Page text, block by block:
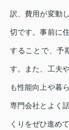
訳、費用が変動
切です。事前に
することで、予
す。また、工夫
も性能向上や暮
専門会社とよく
くりをぜひ進め